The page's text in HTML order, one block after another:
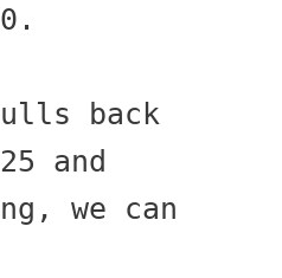
back
and
we can